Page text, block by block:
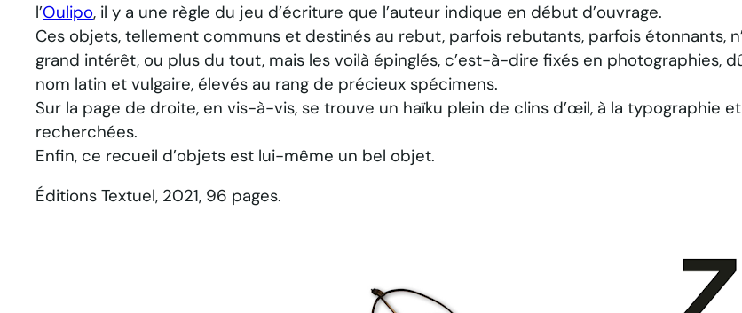
l’Oulipo, il y a une règle du jeu d’écriture que l’auteur indique en début d’ouvrage.
Ces objets, tellement communs et destinés au rebut, parfois rebutants, parfois étonnants,
grand intérêt, ou plus du tout, mais les voilà épinglés, c’est-à-dire fixés en photographies,
nom latin et vulgaire, élevés au rang de précieux spécimens.
Sur la page de droite, en vis-à-vis, se trouve un haïku plein de clins d’œil, à la typographie
recherchées.
Enfin, ce recueil d’objets est lui-même un bel objet.
Éditions Textuel, 2021, 96 pages.